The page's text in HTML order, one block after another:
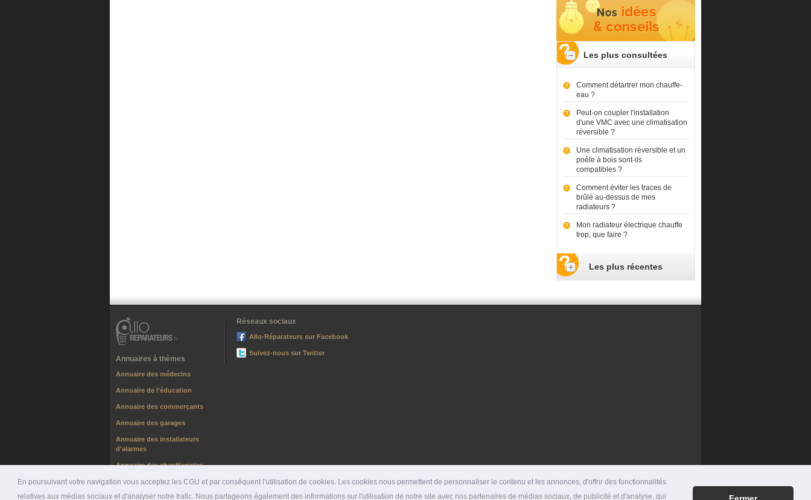
En poursuivant votre navigation vous acceptez les CGU et par conséquent l'utilisation de cookies. Les cookies nous permettent de personnaliser le contenu et les annonces, d'offrir des fonctionnalités
relatives aux médias sociaux et d'analyser notre trafic. Nous partageons également des informations sur l'utilisation de notre site avec nos partenaires de médias sociaux, de publicité et d'analyse, qui
Fermer
Les plus consultées
Comment détartrer mon chauffe-
eau ?
Peut-on coupler l'installation
d'une VMC avec une climatisation
réversible ?
Une climatisation réversible et un
poêle à bois sont-ils
compatibles ?
Comment éviter les traces de
brûlé au-dessus de mes
radiateurs ?
Mon radiateur électrique chauffe
trop, que faire ?
Les plus récentes
Annuaires à thèmes
Annuaire des médecins
Annuaire de l'éducation
Annuaire des commerçants
Annuaire des garages
Annuaire des installateurs
d'alarmes
Annuaire des chauffagistes
Réseaux sociaux
Allo-Réparateurs sur Facebook
Suivez-nous sur Twitter